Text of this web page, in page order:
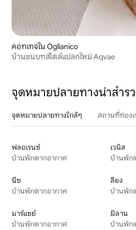
คอทเทจใน Oglianico
บ้านชนบทสไตล์แปลกใหม่ Aqvae
จุดหมายปลายทางน่าสำร
จุดหมายปลายทางใกล้ๆ สถานที่ท่อง
ฟลอเรนซ์
บ้านพักตากอากาศ
เวนิส
บ้านพัก
นีซ
บ้านพักตากอากาศ
ลียง
บ้านพัก
มาร์แซย์
บ้านพักตากอากาศ
มิลาน
บ้านพัก